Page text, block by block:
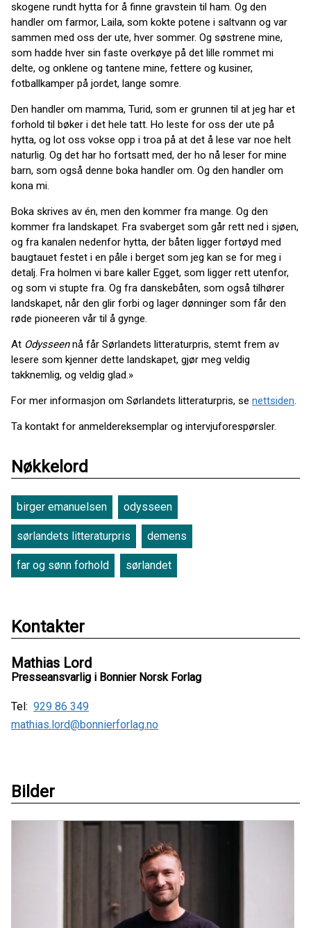
skogene rundt hytta for å finne gravstein til ham. Og den
handler om farmor, Laila, som kokte potene i saltvann og var
sammen med oss der ute, hver sommer. Og søstrene mine,
som hadde hver sin faste overkøye på det lille rommet mi
delte, og onklene og tantene mine, fettere og kusiner,
fotballkamper på jordet, lange somre.
Den handler om mamma, Turid, som er grunnen til at jeg har et
forhold til bøker i det hele tatt. Ho leste for oss der ute på
hytta, og lot oss vokse opp i troa på at det å lese var noe helt
naturlig. Og det har ho fortsatt med, der ho nå leser for mine
barn, som også denne boka handler om. Og den handler om
kona mi.
Boka skrives av én, men den kommer fra mange. Og den
kommer fra landskapet. Fra svaberget som går rett ned i sjøen,
og fra kanalen nedenfor hytta, der båten ligger fortøyd med
baugtauet festet i en påle i berget som jeg kan se for meg i
detalj. Fra holmen vi bare kaller Egget, som ligger rett utenfor,
og som vi stupte fra. Og fra danskebåten, som også tilhører
landskapet, når den glir forbi og lager dønninger som får den
røde pioneeren vår til å gynge.
At Odysseennå får Sørlandets litteraturpris, stemt frem av
lesere som kjenner dette landskapet, gjør meg veldig
takknemlig, og veldig glad.»
For mer informasjon om Sørlandets litteraturpris, se nettsiden.
Ta kontakt for anmeldereksemplar og intervjuforespørsler.
Nøkkelord
birger emanuelsen odysseen
sørlandets litteraturpris demens
far og sønn forhold sørlandet
Kontakter
Mathias Lord
Presseansvarlig i Bonnier Norsk Forlag
Tel: 929 86 349
mathias.lord@bonnierforlag.no
Bilder